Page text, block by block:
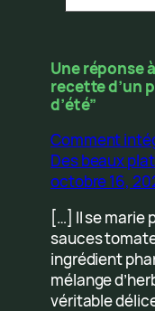
Une réponse
recette d’un
d’été”
Comment
Des beaux
octobre 16,
[…] Il se marie
sauces
ingrédient
mélange
véritable